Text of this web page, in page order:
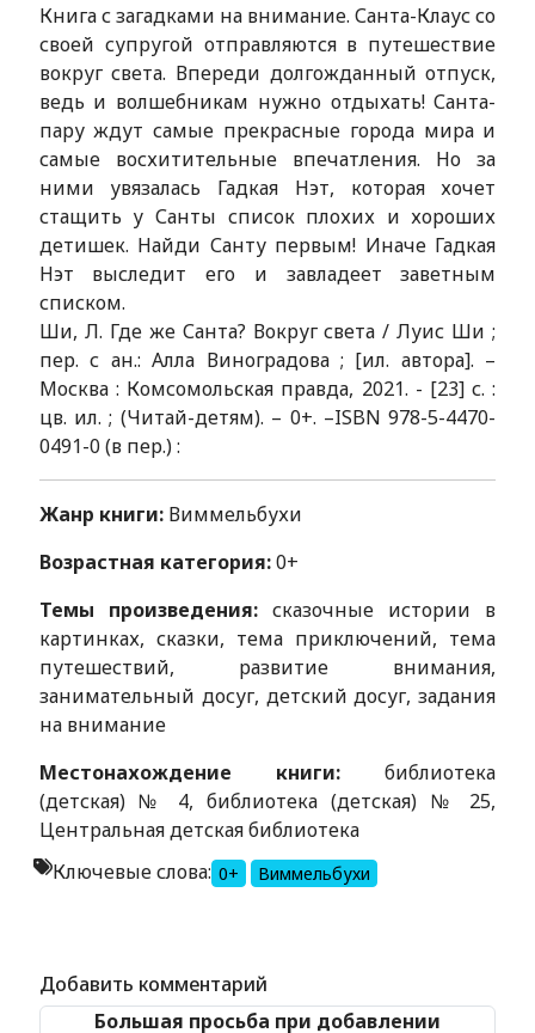
Книга с загадками на внимание. Санта-Клаус со
своей супругой отправляются в путешествие
вокруг света. Впереди долгожданный отпуск,
ведь и волшебникам нужно отдыхать! Санта-
пару ждут самые прекрасные города мира и
самые восхитительные впечатления. Но за
ними увязалась Гадкая Нэт, которая хочет
стащить у Санты список плохих и хороших
детишек. Найди Санту первым! Иначе Гадкая
Нэт выследит его и завладеет заветным
списком.
Ши, Л. Где же Санта? Вокруг света / Луис Ши ;
пер. с ан.: Алла Виноградова ; [ил. автора]. –
Москва : Комсомольская правда, 2021. - [23] с. :
цв. ил. ; (Читай-детям). – 0+. –ISBN 978-5-4470-
0491-0 (в пер.) :
Жанр книги:Виммельбухи
Возрастная категория:0+
Темы произведения:сказочные истории в
картинках, сказки, тема приключений, тема
путешествий, развитие внимания,
занимательный досуг, детский досуг, задания
на внимание
Местонахождение книги: библиотека
(детская) № 4, библиотека (детская) № 25,
Центральная детская библиотека
Ключевые слова: 0+ Виммельбухи
Добавить комментарий
Большая просьба при добавлении